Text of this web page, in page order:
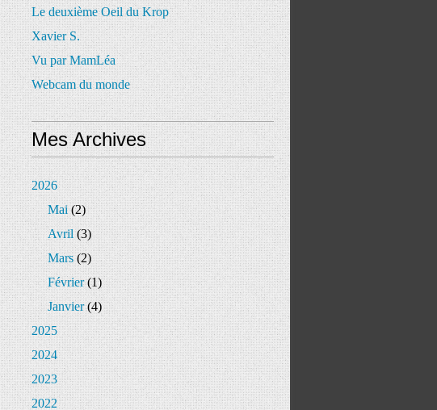
Le deuxième Oeil du Krop
Xavier S.
Vu par MamLéa
Webcam du monde
Mes Archives
2026
Mai(2)
Avril(3)
Mars(2)
Février(1)
Janvier(4)
2025
2024
2023
2022